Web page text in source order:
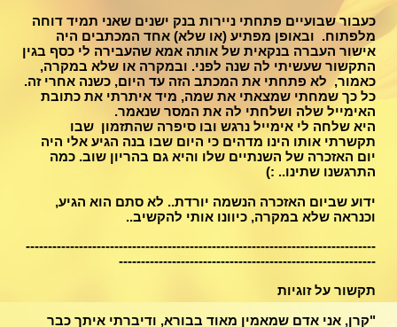
כעבור שבועיים פתחתי ניירות בנק ישנים שאני תמיד דוחה
מלפתוח. ובאופן מפתיע (או שלא) אחד המכתבים היה
אישור העברה בנקאית של אותה אמא שהעבירה לי כסף בגין
התקשור שעשיתי לה שנה לפני. ובמקרה או שלא במקרה,
כאמור, לא פתחתי את המכתב הזה עד היום, כשנה אחרי זה.
כל כך שמחתי שמצאתי את שמה, מיד איתרתי את כתובת
האימייל שלה ושלחתי לה את המסר שנאמר.
היא שלחה לי אימייל נרגש ובו סיפרה שהתזמון שבו
תקשרתי אותו הינו מדהים כי היום שבו בנה הגיע אלי היה
יום האזכרה של השנתיים שלו והיא גם בהריון שוב. כמה
התרגשנו שתינו.. :)
ידוע שביום האזכרה הנשמה יורדת.. לא סתם הוא הגיע,
וכנראה שלא במקרה, כיוונו אותי להקשיב..
-------------------------------------------------------------------------------
----------------------------------------------------------
תקשור על זוגיות
"קרן, אני אדם שמאמין מאוד בבורא, ודיברתי איתך כבר